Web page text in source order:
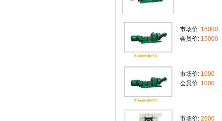
市场价: 15000
会员价: 15000
市场价: 1000
会员价: 1000
市场价: 2600